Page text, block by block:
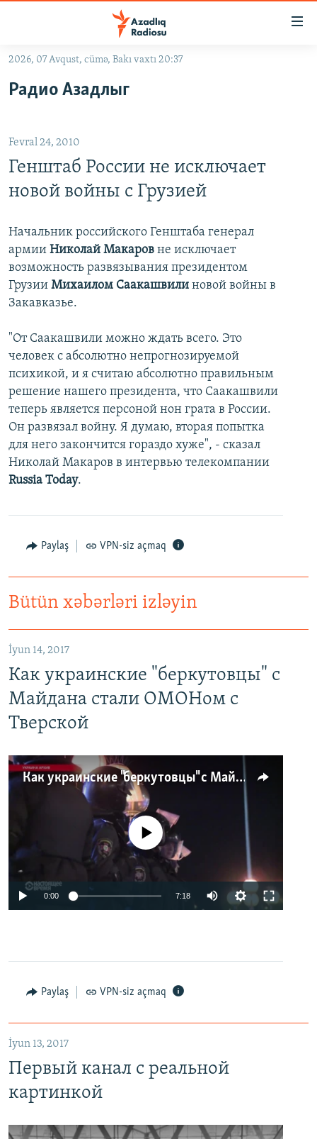
Əsas
qayıt
qayıt
Axtarışa
#İZAHLA
ARAŞDIRMA
MULTIMEDIA
VIDEO
FOTOQALEREYA
İNFOQRAFIKA
KARIKATURA
RADIO ARXIV
OXU ZALI
AZƏRBAYCAN ƏDƏBIYYATI KITABXANASI
İSLAM VƏ DEMOKRATIYA
İZ - MƏDƏNIYYƏT PROQRAMI
HAQQIMIZDA
MISSIYAMIZ
PEŞƏ ETIKASI VƏ JURNALISTIKA STANDARTLARIMIZ
MATERIALLARIMIZDAN ISTIFADƏ
AZADLIQRADIOSU MOBIL TELEFONUNUZDA
BIZIMLƏ ƏLAQƏ
XƏBƏR BÜLLETENLƏRIMIZ
BIZI IZLƏ
RFE/RL-in bütün saytları
2026, 07 Avqust, cümə, Bakı vaxtı 20:37
Радио Азадлыг
Fevral 24, 2010
Генштаб России не исключает
новой войны с Грузией
Начальник российского Генштаба генерал
армии Николай Макаров не исключает
возможность развязывания президентом
Грузии Михаилом Саакашвили новой войны в
Закавказье.
"От Саакашвили можно ждать всего. Это
человек с абсолютно непрогнозируемой
психикой, и я считаю абсолютно правильным
решение нашего президента, что Саакашвили
теперь является персоной нон грата в России.
Он развязал войну. Я думаю, вторая попытка
для него закончится гораздо хуже", - сказал
Николай Макаров в интервью телекомпании
Russia Today.
Paylaş VPN-siz açmaq
Bütün xəbərləri izləyin
İyun 14, 2017
Как украинские "беркутовцы" с
Майдана стали ОМОНом с
Тверской
Как украинские "беркутовцы" с Майдана стали ОМОНом с Тверской
No media source currently available
0:00 7:18
Paylaş VPN-siz açmaq
İyun 13, 2017
Первый канал с реальной
картинкой